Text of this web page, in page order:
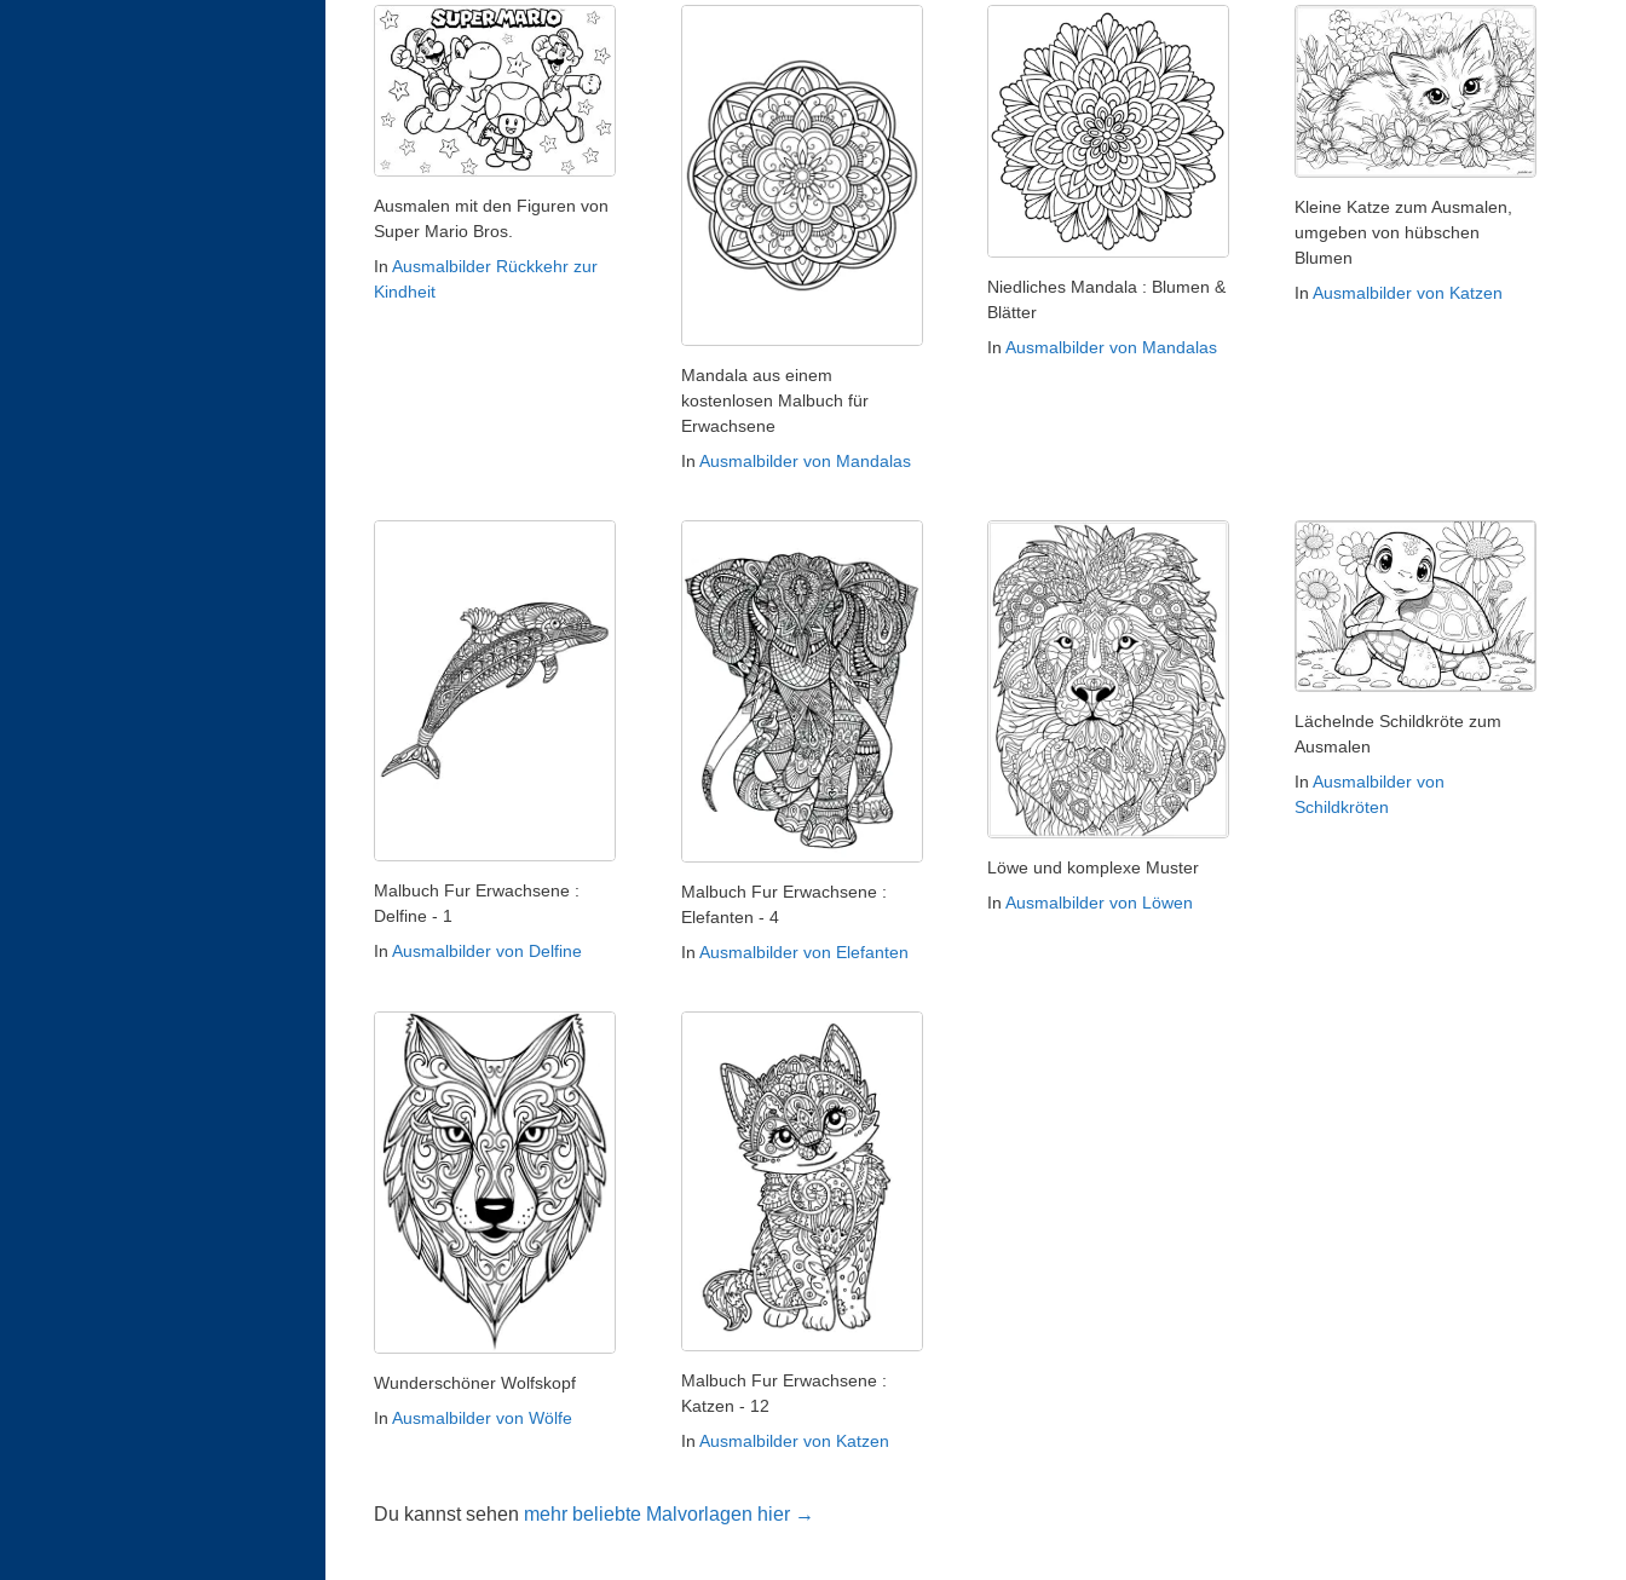
Ausmalen mit den Figuren von
Super Mario Bros.
In Ausmalbilder Rückkehr zur
Kindheit
Mandala aus einem
kostenlosen Malbuch für
Erwachsene
In Ausmalbilder von Mandalas
Niedliches Mandala : Blumen &
Blätter
InAusmalbilder von Mandalas
Kleine Katze zum Ausmalen,
umgeben von hübschen
Blumen
InAusmalbilder von Katzen
Malbuch Fur Erwachsene :
Delfine - 1
In Ausmalbilder von Delfine
Malbuch Fur Erwachsene :
Elefanten - 4
In Ausmalbilder von Elefanten
Löwe und komplexe Muster
InAusmalbilder von Löwen
Lächelnde Schildkröte zum
Ausmalen
InAusmalbilder von
Schildkröten
Wunderschöner Wolfskopf
In Ausmalbilder von Wölfe
Malbuch Fur Erwachsene :
Katzen - 12
In Ausmalbilder von Katzen
Du kannst sehen mehr beliebte Malvorlagen hier →